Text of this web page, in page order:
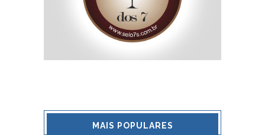
MAIS POPULARES